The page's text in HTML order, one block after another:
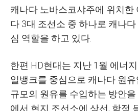
캐나다 노바스코샤주에 위치한
다 3대 조선소 중 하나로 캐나
심 역할을 하고 있다.
한편 HD현대는 지난 1월 에너
일뱅크를 중심으로 캐나다 원
규모의 원유를 수입하는 방안
에서 현지 조선소에 상선, 함정